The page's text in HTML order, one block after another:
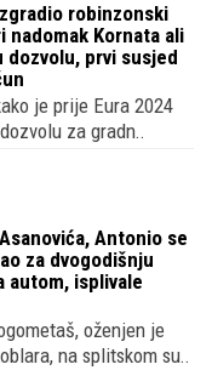
robinzonski
nadomak Kornata ali
dozvolu, prvi susjed
je prije Eura 2024
za gradn..
Antonio se
za dvogodišnju
autom, isplivale
oženjen je
na splitskom su..